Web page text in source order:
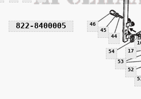
822-8400005
17
44
45
46
52
53
54